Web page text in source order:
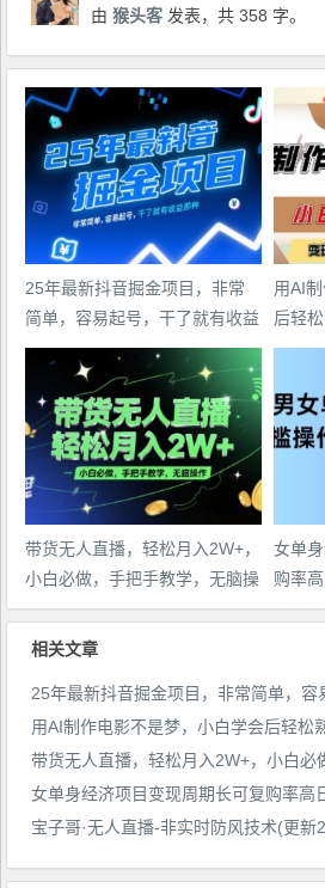
由猴头客 发表，共 358 字。
25年最新抖音掘金项目，非常
简单，容易起号，干了就有收益
那种
用AI
后轻
样，
带货无人直播，轻松月入2W+，
小白必做，手把手教学，无脑操
作(附学习资料)
女单
购率
相关文章
女单身经济项目变现周期长可复购率高